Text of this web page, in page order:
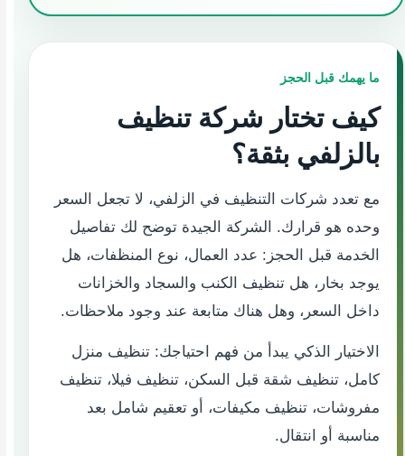
ما يهمك قبل الحجز
كيف تختار شركة تنظيف
بالزلفي بثقة؟
مع تعدد شركات التنظيف في الزلفي، لا تجعل السعر
وحده هو قرارك. الشركة الجيدة توضح لك تفاصيل
الخدمة قبل الحجز: عدد العمال، نوع المنظفات، هل
يوجد بخار، هل تنظيف الكنب والسجاد والخزانات
داخل السعر، وهل هناك متابعة عند وجود ملاحظات.
الاختيار الذكي يبدأ من فهم احتياجك: تنظيف منزل
كامل، تنظيف شقة قبل السكن، تنظيف فيلا، تنظيف
مفروشات، تنظيف مكيفات، أو تعقيم شامل بعد
مناسبة أو انتقال.